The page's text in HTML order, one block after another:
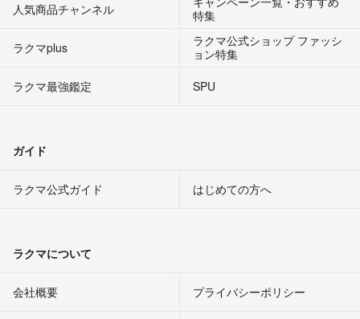
人気商品チャンネル
特集
ラクマplus
ラクマ公式ショップ ファッシ
ョン特集
ラクマ最強鑑定
SPU
ガイド
ラクマ公式ガイド はじめての方へ
ラクマについて
会社概要 プライバシーポリシー